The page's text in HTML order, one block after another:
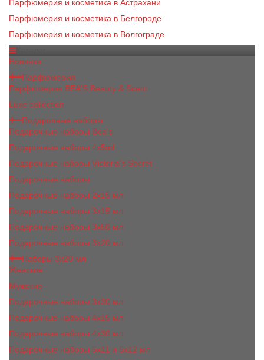
Парфюмерия и косметика в Астрахани
Парфюмерия и косметика в Белгороде
Парфюмерия и косметика в Волгограде
Новинки
Парфюмерия
Парфюмерия BEA'S Beauty & Scent
Luxe collection
Подарочные наборы
Подарочные наборы Bea's
Подарочные наборы 4х5ml
Подарочные наборы Victoria's Secret
Подарочные наборы
Подарочные наборы 2x15 мл
Подарочные наборы 3х15 мл
Подарочные наборы 3x50 мл
Подарочные наборы 3x20 мл
Наборы 3х20 мл
Женские
Мужские
Подарочные наборы 3х30 мл
Подарочные наборы 4x15 мл
Подарочные наборы 4x30 мл
Подарочные наборы 5x11 и 5х12 мл